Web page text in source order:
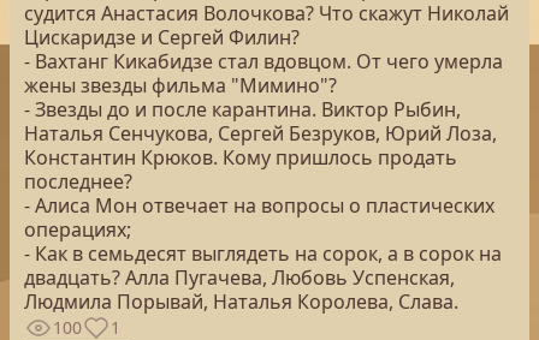
судится Анастасия Волочкова? Что скажут Николай
Цискаридзе и Сергей Филин?
- Вахтанг Кикабидзе стал вдовцом. От чего умерла
жены звезды фильма "Мимино"?
- Звезды до и после карантина. Виктор Рыбин,
Наталья Сенчукова, Сергей Безруков, Юрий Лоза,
Константин Крюков. Кому пришлось продать
последнее?
- Алиса Мон отвечает на вопросы о пластических
операциях;
- Как в семьдесят выглядеть на сорок, а в сорок на
двадцать? Алла Пугачева, Любовь Успенская,
Людмила Порывай, Наталья Королева, Слава.
100 1